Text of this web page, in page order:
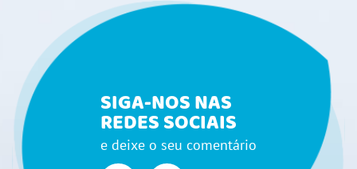
SIGA-NOS NAS
REDES SOCIAIS
e deixe o seu comentário